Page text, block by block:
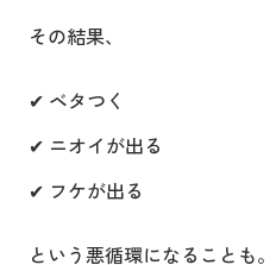
その結果、
✔ ベタつく
✔ ニオイが出る
✔ フケが出る
という悪循環になることも。